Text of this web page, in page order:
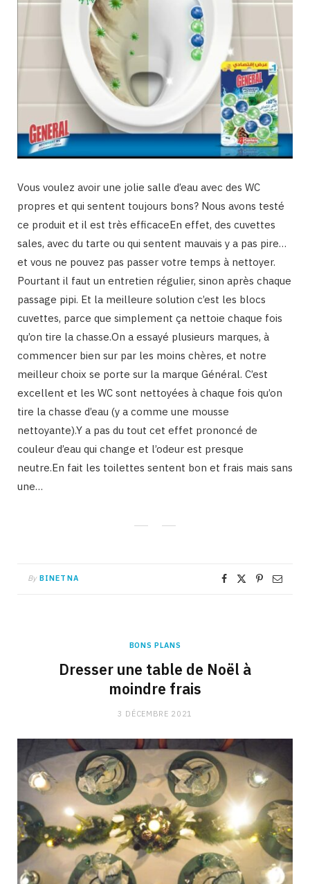
Vous voulez avoir une jolie salle d’eau avec des WC
propres et qui sentent toujours bons? Nous avons testé
ce produit et il est très efficaceEn effet, des cuvettes
sales, avec du tarte ou qui sentent mauvais y a pas pire…
et vous ne pouvez pas passer votre temps à nettoyer.
Pourtant il faut un entretien régulier, sinon après chaque
passage pipi. Et la meilleure solution c’est les blocs
cuvettes, parce que simplement ça nettoie chaque fois
qu’on tire la chasse.On a essayé plusieurs marques, à
commencer bien sur par les moins chères, et notre
meilleur choix se porte sur la marque Général. C’est
excellent et les WC sont nettoyées à chaque fois qu’on
tire la chasse d’eau (y a comme une mousse
nettoyante).Y a pas du tout cet effet prononcé de
couleur d’eau qui change et l’odeur est presque
neutre.En fait les toilettes sentent bon et frais mais sans
une…
By BINETNA
BONS PLANS
Dresser une table de Noël à
moindre frais
3 DÉCEMBRE 2021